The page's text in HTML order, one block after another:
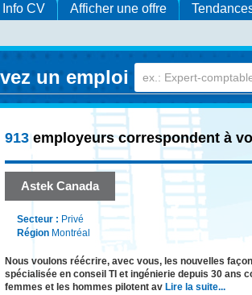
Info CV Afficher une offre
un emploi
913 employeurs correspondent à
Astek Canada
Secteur : Privé
Région Montréal
Nous voulons réécrire, avec vous, les nouvelles
spécialisée en conseil TI et ingénierie depuis 30 ans
femmes et les hommes pilotent av Lire la suite...